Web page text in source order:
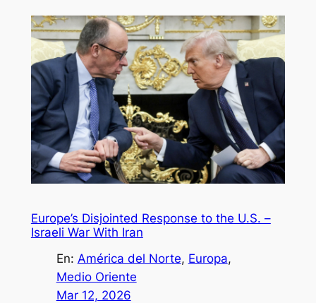
Europe’s Disjointed Response to the U.S. –
Israeli War With Iran
En: América del Norte, Europa
Medio Oriente
Mar 12, 2026